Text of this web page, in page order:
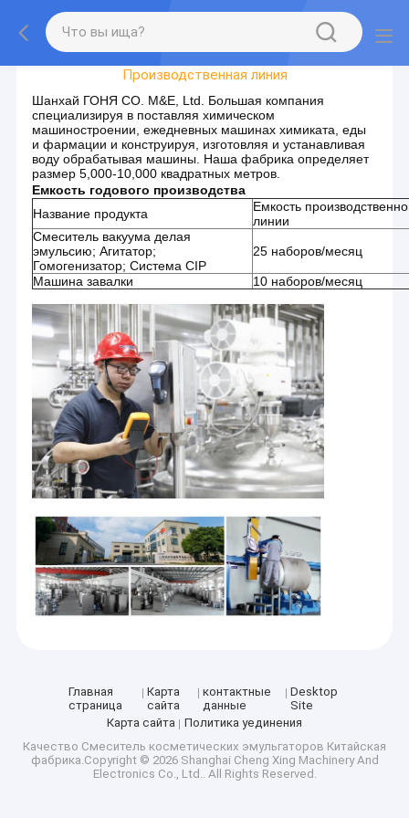
Путешествие Фабрики
Производственная линия
Шанхай ГОНЯ CO. M&E, Ltd. Большая компания
специализируя в поставляя химическом
машиностроении, ежедневных машинах химиката, еды
и фармации и конструируя, изготовляя и устанавливая
воду обрабатывая машины. Наша фабрика определяет
размер 5,000-10,000 квадратных метров.
Емкость годового производства
Название продукта
Емкость
линии
Смеситель вакуума делая
эмульсию; Агитатор;
Гомогенизатор; Система CIP
25 наборов/месяц
Машина завалки 10 наборов/месяц
Главная
страница
Карта
сайта
контактные
данные
Desktop
Site
Карта сайта
Политика уединения
Качество Смеситель косметических эмульгаторов Китайская
фабрика.Copyright © 2026 Shanghai Cheng Xing Machinery And
Electronics Co., Ltd.. All Rights Reserved.